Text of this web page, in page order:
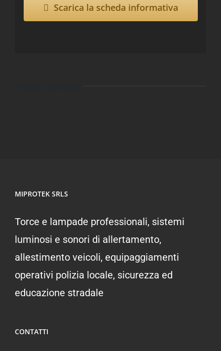
Scarica la scheda informativa
MIPROTEK SRLS
Torce e lampade professionali, sistemi
luminosi e sonori di allertamento,
allestimento veicoli, equipaggiamenti
operativi polizia locale, sicurezza ed
educazione stradale
CONTATTI